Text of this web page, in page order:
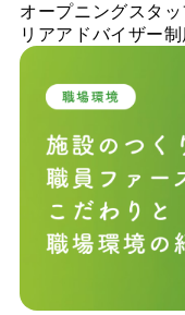
オープニングスタ
リアアドバイザー